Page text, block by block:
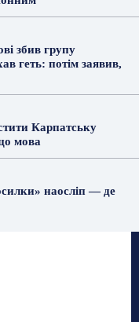
збив групу
геть: потім заявив,
Карпатську
мова
наосліп — де